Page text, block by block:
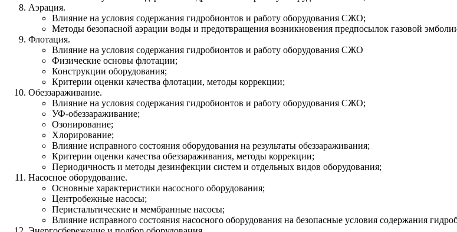
Аэрация.
Влияние на условия содержания гидробионтов и работу оборудования СЖО;
Методы безопасной аэрации воды и предотвращения возникновения предпосылок газовой
Флотация.
Влияние на условия содержания гидробионтов и работу оборудования СЖО
Физические основы флотации;
Конструкции оборудования;
Критерии оценки качества флотации, методы коррекции;
Обеззараживание.
Влияние на условия содержания гидробионтов и работу оборудования СЖО;
УФ-обеззараживание;
Озонирование;
Хлорирование;
Влияние исправного состояния оборудования на результаты обеззараживания;
Критерии оценки качества обеззараживания, методы коррекции;
Периодичность и методы дезинфекции систем и отдельных видов оборудования;
Насосное оборудование.
Основные характеристики насосного оборудования;
Центробежные насосы;
Перистальтические и мембранные насосы;
Влияние исправного состояния насосного оборудования на безопасные условия содержания